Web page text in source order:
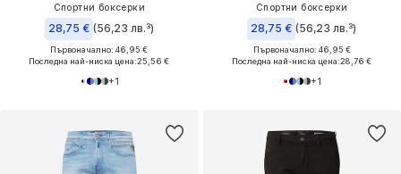
Спортни боксерки
28,75 € (56,23 лв.³)
Първоначално: 46,95 €
Последна най-ниска цена:25,56 €
+1
Спортни боксерки
28,75 € (56,23 лв.³)
Първоначално: 46,95 €
Последна най-ниска цена:28,76 €
+1